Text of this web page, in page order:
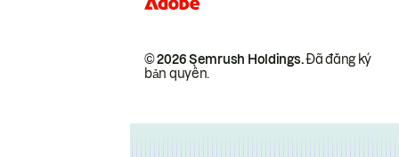
© 2026 Semrush Holdings.Đã đăng ký
bản quyền.